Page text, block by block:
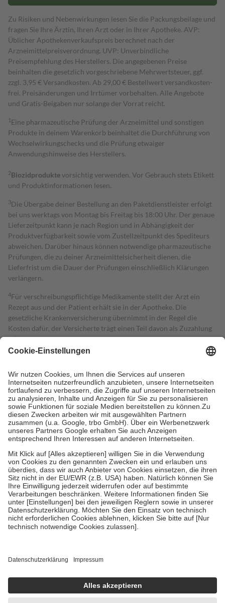
Zu Risiken und Nebenwirkungen lesen Sie die Packungsbeilage und
fragen Sie Ihre Ärztin, Ihren Arzt oder in Ihrer Apotheke. AVP:
Üblicher Apothekenverkaufspreis berechnet nach der
Arzneimittelpreisverordnung. UVP: Unverbindliche
Preisempfehlung des Herstellers. Die angegebenen Preise
beinhalten die gesetzlich vorgeschriebene Mehrwertsteuer, ggf.
zzgl. 3,95 € Versandkosten. Ab 29,00 € Bestell­wert versand­kosten­
frei. Preisänderungen und Irrtümer vorbehalten. Alle Angebote
und Gratis-Beigaben nur solange der Vorrat reicht.
1 Eine pharmazeutische Prüfung der Arzneimittel und sonstigen
Produkte in deinem Warenkorb beinhaltet die Durchführung von
Wechselwirkungschecks und die Prüfung etwaiger
Anwendungshinweise des Herstellers.
2Biozidproduktevorsichtig verwenden. Vor Gebrauch stets Etikett
und Produktinformationen lesen.
3Die Übergabe deiner Bestellung an den Paketdienstleister erfolgt
bei uns werktags von Montag bis Freitag bis 18:00 Uhr. Der genaue
Lieferzeitpunkt kann je nach Region und in Abhängigkeit der
Produktverfügbarkeit sowie vom Zustellzeitpunkt des Spediteurs
abweichen. Darüber hinaus können notwendige pharmazeutische
Prüfungen, die zu deiner Arzneimittelsicherheit dienen, die
Lieferfrist um die Dauer der Prüfungen einschließlich Klärungen
verlängern.
4Für verschreibungspflichtige Medikamente stellt der Arzt ein
Rezept aus und der Patient erhält sie in der Apotheke. Die
gesetzliche Krankenversicherung übernimmt in der Regel die
Kosten dafür, der Versicherte trägt einen Teil davon als Zuzahlung
mit.
Grundsätzlich leisten Mitglieder Zuzahlungen in Höhe von zehn
höchstens zehn Euro.
Es sind jedoch nie mehr als die tatsächlichen
Kosten der Leistung zu entrichten.
Diese Regeln gelten grundsätzlich auch für Online-Apotheken.
Bei Heilmitteln und häuslicher Krankenpflege beträgt die
Zuzahlung zehn Prozent der Kosten sowie zehn Euro je
Verordnung.
Um das Engagement der Versicherten für ihre eigene Gesundheit zu
stärken und die besondere Stellung der Familie zu unterstützen,
fallenkeine Zuzahlungenan bei:
• Kindern und Jugendlichen bis zum vollendeten 18. Lebensjahr
mit Ausnahme der Fahrkosten
• Untersuchungen zur Vorsorge und Früherkennung, die von der
GKV getragen werden
• empfohlenen Schutzimpfungen
• Harn- und Blutteststreifen
getroffen, um sicherzustellen, dass es sich um echte Bewertungen
https://help.etrusted.com/hc/de/articles/4419944605341
Einige Bilder und Inhalte wurden unter Zuhilfenahme künstlicher